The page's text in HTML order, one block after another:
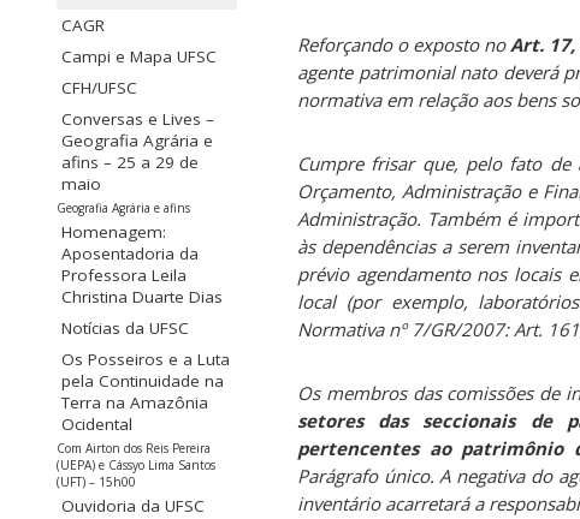
CAGR
Campi e Mapa UFSC
CFH/UFSC
Conversas e Lives –
Geografia Agrária e
afins – 25 a 29 de
maio
Geografia Agrária e afins
Homenagem:
Aposentadoria da
Professora Leila
Christina Duarte Dias
Notícias da UFSC
Os Posseiros e a Luta
pela Continuidade na
Terra na Amazônia
Ocidental
Com Airton dos Reis Pereira
(UEPA) e Cássyo Lima Santos
(UFT) – 15h00
Ouvidoria da UFSC
Reforçando o exposto noArt. 17,
agente patrimonial nato deverá
normativa em relação aos bens
Cumpre frisar que, pelo fato de
Orçamento, Administração e
Administração. Também é
às dependências a serem
prévio agendamento nos locais
local (por exemplo,
Normativa nº 7/GR/2007: Art.
Os membros das comissões de
setores das seccionais de
pertencentes ao patrimônio
Parágrafo único. A negativa do
inventário acarretará a